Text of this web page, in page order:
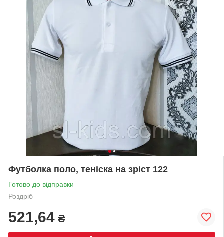
Футболка поло, теніска на зріст 122
Готово до відправки
Роздріб
521,64 ₴